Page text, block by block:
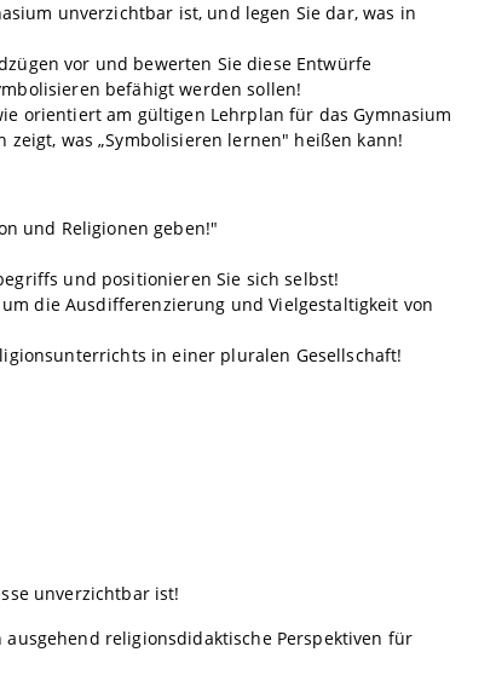
unverzichtbar ist, und legen Sie dar, was in
vor und bewerten Sie diese Entwürfe
befähigt werden sollen!
orientiert am gültigen Lehrplan für das Gymnasium
was „Symbolisieren lernen" heißen kann!
und Religionen geben!"
und positionieren Sie sich selbst!
die Ausdifferenzierung und Vielgestaltigkeit von
in einer pluralen Gesellschaft!
unverzichtbar ist!
religionsdidaktische Perspektiven für